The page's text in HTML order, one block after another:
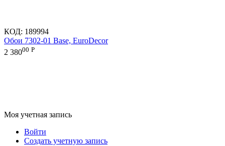
КОД: 189994
Обои 7302-01 Base, EuroDecor
2 38000 Р
Моя учетная запись
Войти
Создать учетную запись